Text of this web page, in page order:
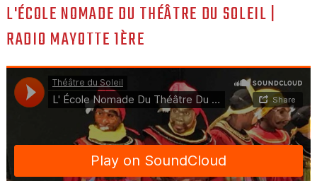
L'ÉCOLE NOMADE DU THÉÂTRE DU SOLEIL |
RADIO MAYOTTE 1ÈRE